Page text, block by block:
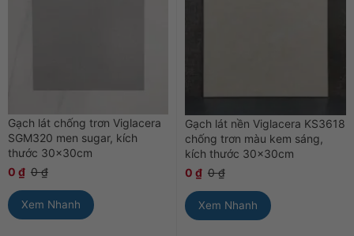
Gạch lát chống trơn Viglacera
SGM320 men sugar, kích
thước 30x30cm
0 ₫ 0₫
Xem Nhanh
Gạch lát nền Viglacera KS3618
chống trơn màu kem sáng,
kích thước 30x30cm
0 ₫ 0₫
Xem Nhanh